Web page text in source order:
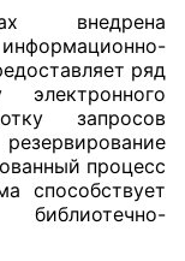
внедрена
ряд
запросов
процесс
способствует
библиотечно-